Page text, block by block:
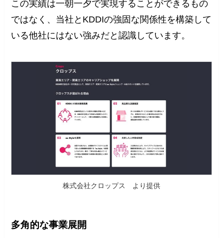
この実績は一朝一夕で実現することができるもの
ではなく、当社とKDDIの強固な関係性を構築して
いる他社にはない強みだと認識しています。
株式会社クロップス より提供
多角的な事業展開